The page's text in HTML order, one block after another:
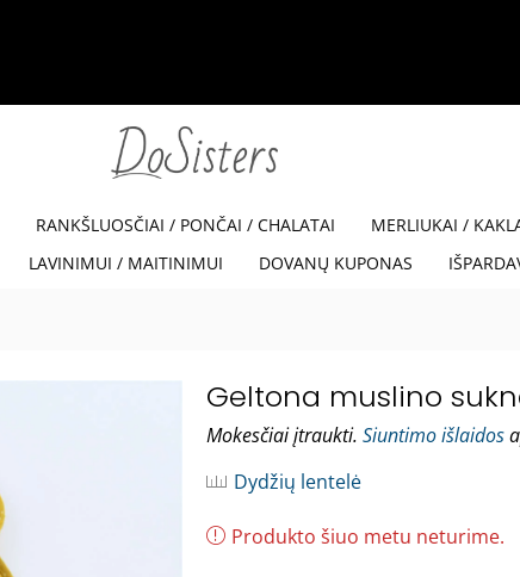
RANKŠLUOSČIAI / PONČAI / CHALATAI MERLIUKAI /
LAVINIMUI / MAITINIMUI DOVANŲ KUPONAS
Geltona muslino
Mokesčiai įtraukti. Siuntimo išlaidos
Dydžių lentelė
Produkto šiuo metu neturime.